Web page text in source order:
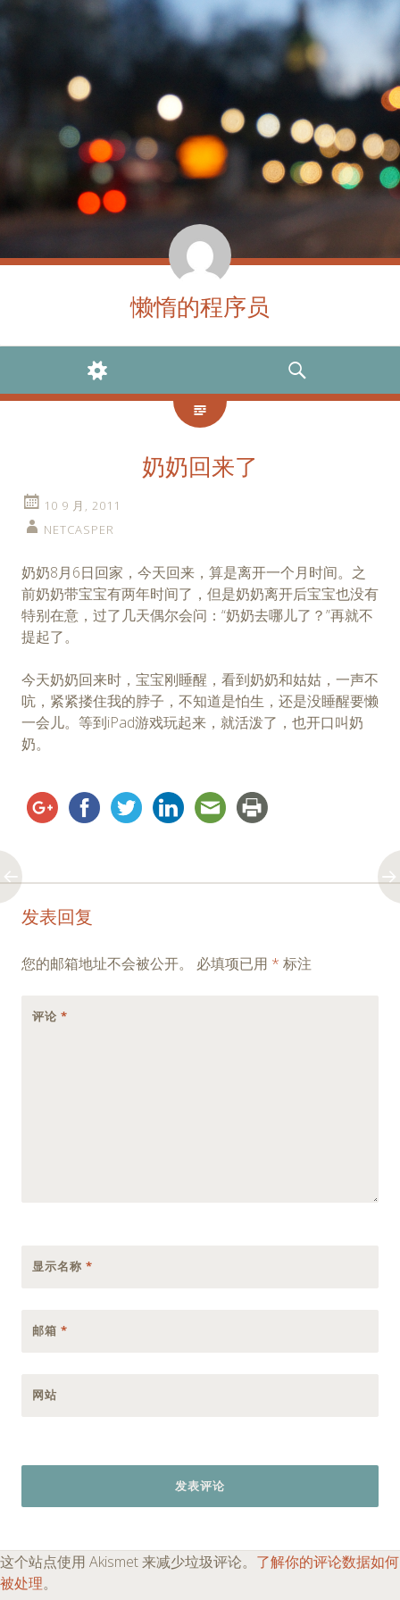
懒惰的程序员
WIDGETS
SEARCH
奶奶回来了
10 9 月, 2011
NETCASPER
奶奶8月6日回家，今天回来，算是离开一个月时间。之
前奶奶带宝宝有两年时间了，但是奶奶离开后宝宝也没有
特别在意，过了几天偶尔会问：“奶奶去哪儿了？”再就不
提起了。
今天奶奶回来时，宝宝刚睡醒，看到奶奶和姑姑，一声不
吭，紧紧搂住我的脖子，不知道是怕生，还是没睡醒要懒
一会儿。等到iPad游戏玩起来，就活泼了，也开口叫奶
奶。
Post
navigation
←
→
发表回复
您的邮箱地址不会被公开。 必填项已用 * 标注
评论 *
显示名称 *
邮箱 *
网站
这个站点使用 Akismet 来减少垃圾评论。 了解你的评论数据如何
被处理。